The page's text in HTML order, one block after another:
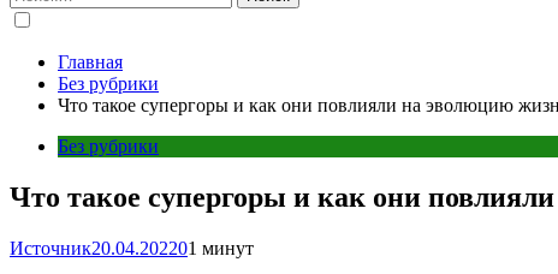
Главная
Без рубрики
Что такое супергоры и как они повлияли на эволюцию
Без рубрики
Что такое супергоры и как они
Источник20.04.202201 минут